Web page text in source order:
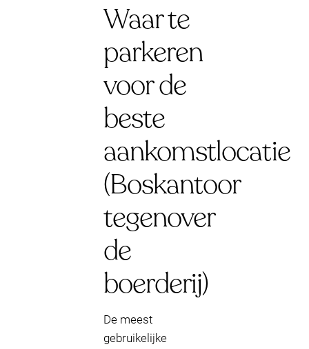
Waar te
parkeren
voor de
beste
aankomstlocatie
(Boskantoor
tegenover
de
boerderij)
De meest
gebruikelijke